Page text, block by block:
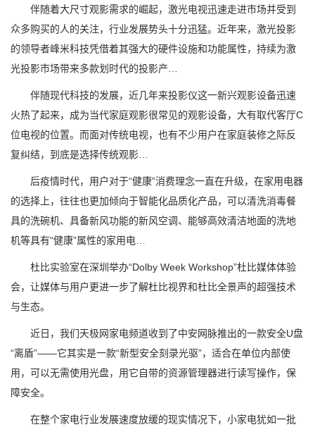
伴随着大尺寸观影需求的崛起，激光电视迅速走进市场并受到
众多购买的人的关注，行业发展势头十分迅猛。近年来，激光投影
的领导者峰米科技凭借着其强大的硬件设施和功能属性，持续为激
光投影市场带来多款划时代的投影产…
伴随现代科技的发展，近几年来投影仪这一新兴观影设备迅速
火热了起来，成为当代家庭观影很常见的观影设备，大有取代客厅C
位电视的位置。而面对传统电视，也有不少用户在家庭装修之际反
复纠结，到底是选择传统观影…
后疫情时代，用户对于“健康”消费理念一直在升级，在家用电器
的选择上，往往也更加倾向于智能化品质化产品，可以清洗消毒餐
具的洗碗机、具备新风功能的新风空调、能够高效清洁地面的洗地
机等具有“健康”属性的家用电…
杜比实验室在深圳举办“Dolby Week Workshop”杜比媒体体验
会，让媒体与用户更进一步了解杜比视界和杜比全景声的超强技术
与生态。
近日，我们天极网家电频道收到了中安网脉推出的一款安全U盘
“离盾”——它其实是一款“新型安全刻录光驱”，适合在单位内部使
用，可以无需使用光盘，用它自带的资源管理器进行读写操作，保
障安全。
在整个家电行业发展速度放缓的现实情况下，小家电犹如一批